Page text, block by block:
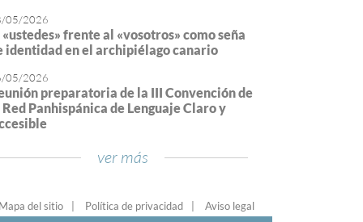
05/2026
«ustedes» frente al «vosotros» como seña
identidad en el archipiélago canario
05/2026
preparatoria de la III Convención de
Red Panhispánica de Lenguaje Claro y
ver más
Mapa del sitio Política de privacidad Aviso legal